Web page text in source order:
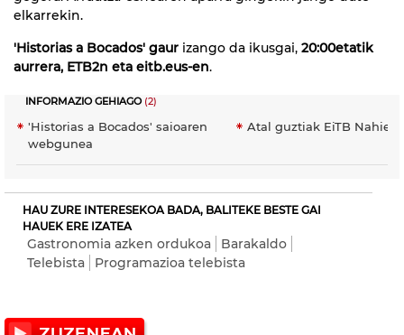
elkarrekin.
'Historias a Bocados' gaur izango da ikusgai, 20:00etatik
aurrera, ETB2n eta eitb.eus-en.
INFORMAZIO GEHIAGO(2)
'Historias a Bocados' saioaren
webgunea
Atal guztiak EiTB
HAU ZURE INTERESEKOA BADA, BALITEKE BESTE GAI
HAUEK ERE IZATEA
Gastronomia azken ordukoa
Barakaldo
Telebista
Programazioa telebista